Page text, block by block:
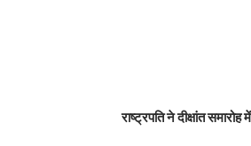
राष्ट्रपति ने दीक्षांत